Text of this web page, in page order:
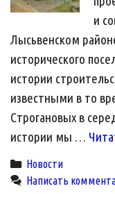
и
Лысьвенском
исторического
истории
известными в то
Строгановых в
истории мы …
Categories
Новости
Написать